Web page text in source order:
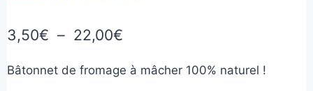
basé sur
notations
3,50€ – 22,00€
prix :
Bâtonnet de fromage à mâcher 100% naturel !